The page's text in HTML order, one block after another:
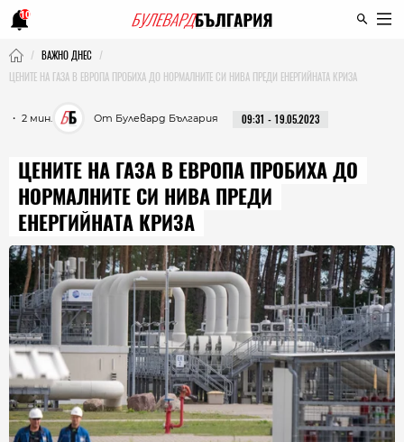
10
ВАЖНО ДНЕС
ЦЕНИТЕ НА ГАЗА В ЕВРОПА ПРОБИХА ДО НОРМАЛНИТЕ СИ НИВА ПРЕДИ ЕНЕРГИЙНАТА КРИЗА
・ 2 мин. От Булевард България 09:31 - 19.05.2023
ЦЕНИТЕ НА ГАЗА В ЕВРОПА ПРОБИХА ДО
НОРМАЛНИТЕ СИ НИВА ПРЕДИ
ЕНЕРГИЙНАТА КРИЗА